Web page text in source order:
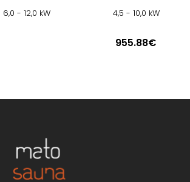
6,0 - 12,0 kW 4,5 - 10,0 kW
955.88€